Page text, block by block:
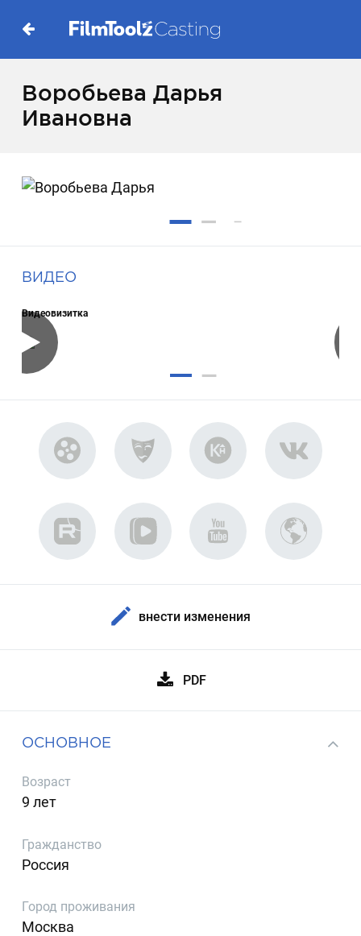
Воробьева Дарья
Ивановна
ВИДЕО
Видеовизитка
внести изменения
PDF
ОСНОВНОЕ
Возраст
9 лет
Гражданство
Россия
Город проживания
Москва